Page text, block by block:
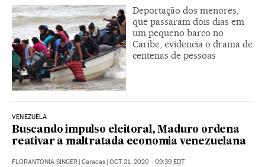
Deportação dos menores,
que passaram dois dias em
um pequeno barco no
Caribe, evidencia o drama de
centenas de pessoas
VENEZUELA
Buscando impulso eleitoral, Maduro ordena
reativar a maltratada economia venezuelana
FLORANTONIA SINGER | Caracas | OCT 21, 2020 - 09:39 EDT